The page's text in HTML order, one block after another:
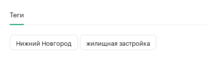
Теги
Нижний Новгород жилищная застройка